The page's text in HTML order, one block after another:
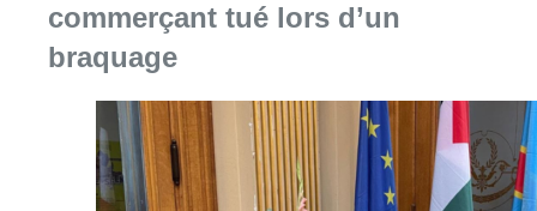
commerçant tué lors d’un
braquage